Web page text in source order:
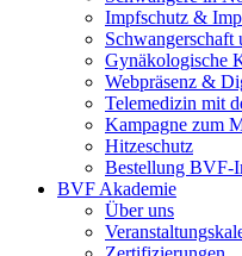
Impfschutz &
Gynäkologische
Webpräsenz &
Telemedizin mit
Kampagne zum
Hitzeschutz
Bestellung BVF-
BVF Akademie
Über uns